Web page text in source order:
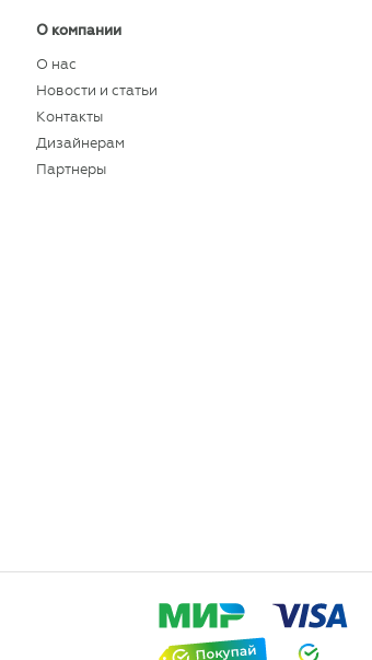
О компании
О нас
Новости и статьи
Контакты
Дизайнерам
Партнеры